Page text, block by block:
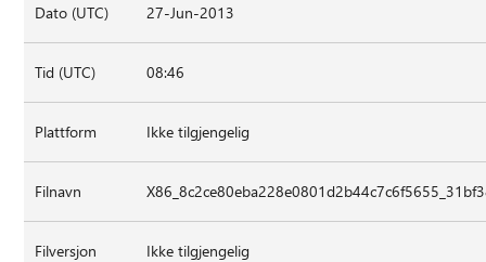
Dato (UTC) 27-Jun-2013
Tid (UTC) 08:46
Plattform Ikke tilgjengelig
Filnavn
Filversjon Ikke tilgjengelig